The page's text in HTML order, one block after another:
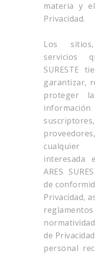
materia y
Privacidad.
Los
servicios
SURESTE
garantizar,
proteger
interesada
ARES
de
Privacidad,
de
personal